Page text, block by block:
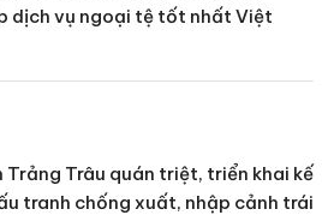
dịch vụ ngoại tệ tốt nhất Việt
Trảng Trâu quán triệt, triển khai kế
tranh chống xuất, nhập cảnh trái